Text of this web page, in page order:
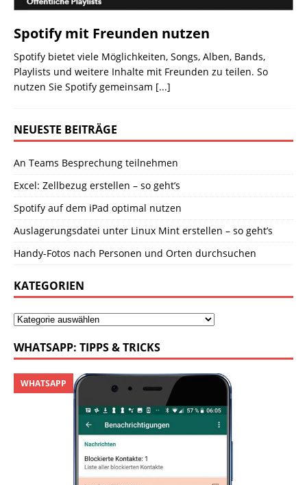
Spotify mit Freunden nutzen
Spotify bietet viele Möglichkeiten, Songs, Alben, Bands,
Playlists und weitere Inhalte mit Freunden zu teilen. So
nutzen Sie Spotify gemeinsam [...]
NEUESTE BEITRÄGE
An Teams Besprechung teilnehmen
Excel: Zellbezug erstellen – so geht’s
Spotify auf dem iPad optimal nutzen
Auslagerungsdatei unter Linux Mint erstellen – so geht’s
Handy-Fotos nach Personen und Orten durchsuchen
KATEGORIEN
WHATSAPP: TIPPS & TRICKS
WHATSAPP